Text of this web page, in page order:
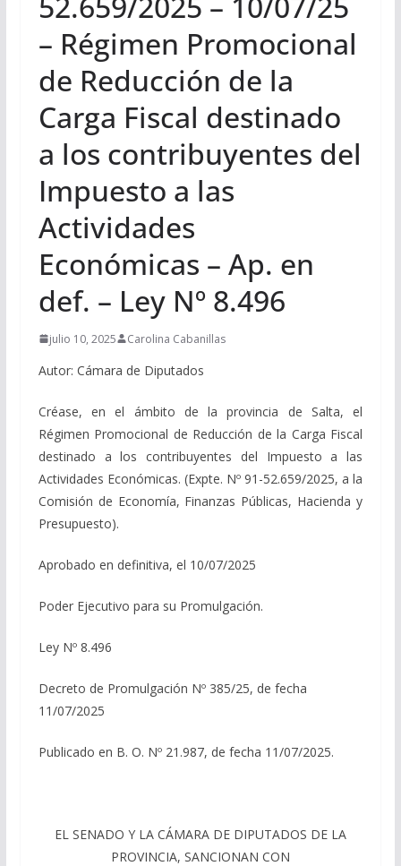
– Régimen Promocional
de Reducción de la
Carga Fiscal destinado
a los contribuyentes del
Impuesto a las
Actividades
Económicas – Ap. en
def. – Ley Nº 8.496
julio 10, 2025 Carolina Cabanillas
Autor: Cámara de Diputados
Créase, en el ámbito de la provincia de Salta, el
Régimen Promocional de Reducción de la Carga Fiscal
destinado a los contribuyentes del Impuesto a las
Actividades Económicas. (Expte. Nº 91-52.659/2025, a la
Comisión de Economía, Finanzas Públicas, Hacienda y
Presupuesto).
Aprobado en definitiva, el 10/07/2025
Poder Ejecutivo para su Promulgación.
Ley Nº 8.496
Decreto de Promulgación Nº 385/25, de fecha
11/07/2025
Publicado en B. O. Nº 21.987, de fecha 11/07/2025.
EL SENADO Y LA CÁMARA DE DIPUTADOS DE LA
PROVINCIA, SANCIONAN CON